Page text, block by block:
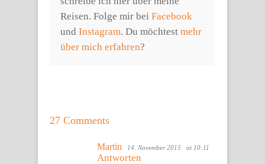
Reisen. Folge mir bei Facebook
und Instagram. Du möchtest mehr
über mich erfahren?
27 Comments
Martin 14. November 2015 at 10:11
Antworten